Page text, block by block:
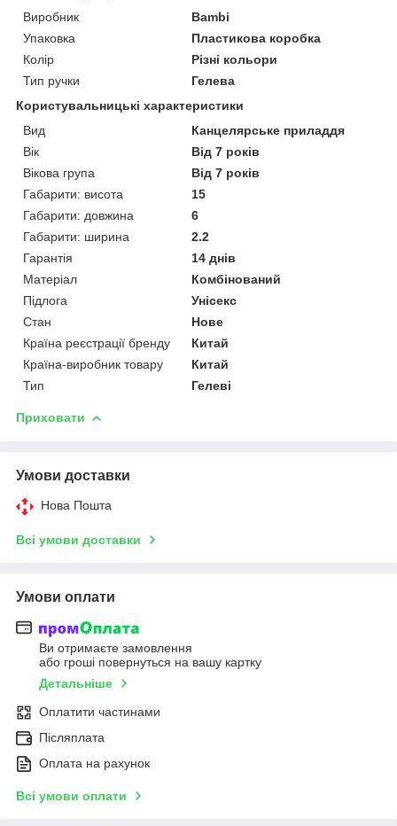
Виробник
Bambi
Упаковка
Пластикова коробка
Колір
Різні кольори
Тип ручки
Гелева
Користувальницькі характеристики
Вид
Канцелярське приладдя
Вік
Від 7 років
Вікова група
Від 7 років
Габарити: висота
15
Габарити: довжина
6
Габарити: ширина
2.2
Гарантія
14 днів
Матеріал
Комбінований
Підлога
Унісекс
Стан
Нове
Країна реєстрації бренду
Китай
Країна-виробник товару
Китай
Тип
Гелеві
Приховати
Умови доставки
Нова Пошта
Всі умови доставки
Умови оплати
Ви отримаєте замовлення
або гроші повернуться на вашу картку
Детальніше
Оплатити частинами
Післяплата
Оплата на рахунок
Всі умови оплати